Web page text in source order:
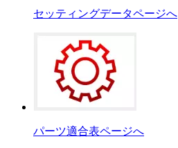
セッティングデータページへ
パーツ適合表ページへ